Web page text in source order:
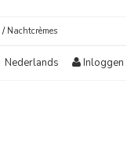
/ Nachtcrèmes
Nederlands Inloggen